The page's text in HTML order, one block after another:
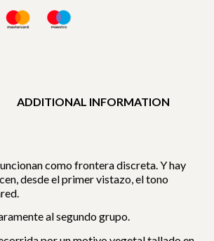
ADDITIONAL INFORMATION
como frontera discreta. Y hay
desde el primer vistazo, el tono
al segundo grupo.